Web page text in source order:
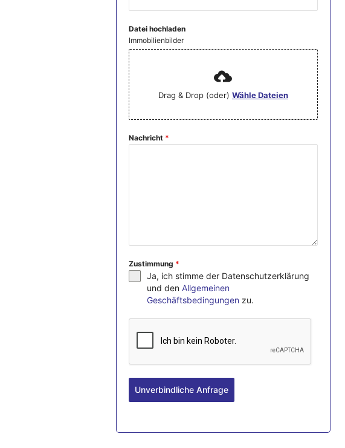
Datei hochladen
Immobilienbilder
Drag & Drop (oder) Wähle Dateien
Nachricht *
Zustimmung *
Ja, ich stimme der Datenschutzerklärung
und den Allgemeinen
Geschäftsbedingungen zu.
Unverbindliche Anfrage